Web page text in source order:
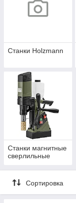
Станки Holzmann
Станки магнитные
сверлильные
Сортировка